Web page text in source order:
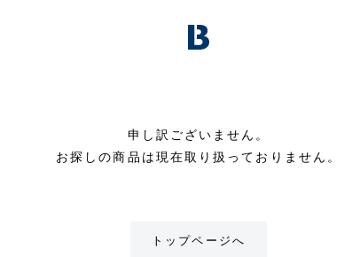
申し訳ございません。
お探しの商品は現在取り扱っておりません。
トップページへ